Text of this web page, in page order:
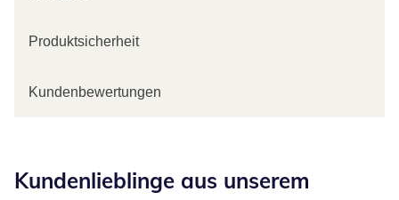
Produktsicherheit
Kundenbewertungen
Kundenlieblinge aus unserem